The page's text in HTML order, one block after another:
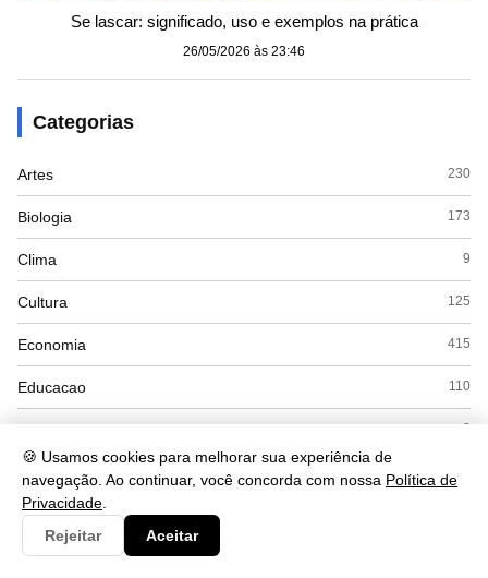
🍪 Usamos cookies para melhorar sua experiência de
navegação. Ao continuar, você concorda com nossa Política de
Privacidade
Rejeitar
Aceitar
Se lascar: significado, uso e exemplos na prática
26/05/2026 às 23:46
Categorias
Artes 230
Biologia 173
Clima 9
Cultura 125
Economia 415
Educacao 110
ENEM 8
Esporte
Exercícios